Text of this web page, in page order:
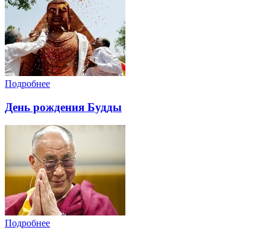
Подробнее
День рождения Будды
Подробнее